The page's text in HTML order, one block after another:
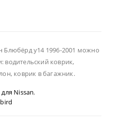
Блюбёрд у14 1996-2001 можно
водительский коврик,
коврик в багажник.
Nissan,